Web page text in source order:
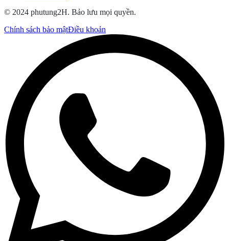
© 2024 phutung2H. Bảo lưu mọi quyền.
Chính sách bảo mậtĐiều khoản